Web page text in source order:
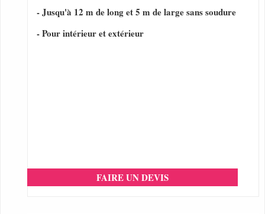
- Jusqu'à 12 m de long et 5 m de large sans soudure
- Pour intérieur et extérieur
FAIRE UN DEVIS